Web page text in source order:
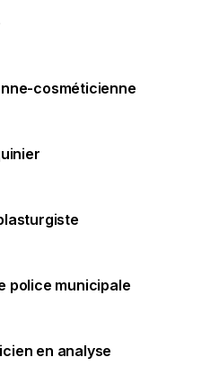
cosméticienne
police municipale
en analyse